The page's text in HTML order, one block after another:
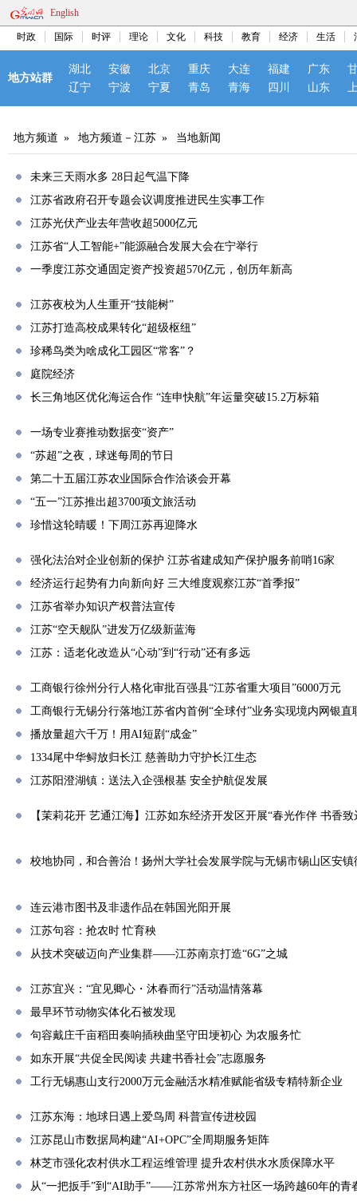
English
时政 国际 时评 理论 文化 科技 教育 经济 生活
地方站群
湖北 安徽 北京 重庆 大连 福建 广东
辽宁
宁波 宁夏 青岛 青海 四川 山东
地方频道 » 地方频道－江苏 » 当地新闻
未来三天雨水多 28日起气温下降
江苏省政府召开专题会议调度推进民生实事工作
江苏光伏产业去年营收超5000亿元
江苏省“人工智能+”能源融合发展大会在宁举行
一季度江苏交通固定资产投资超570亿元，创历年新高
江苏夜校为人生重开“技能树”
江苏打造高校成果转化“超级枢纽”
珍稀鸟类为啥成化工园区“常客”？
庭院经济
长三角地区优化海运合作 “连申快航”年运量突破15.2万标箱
一场专业赛推动数据变“资产”
“苏超”之夜，球迷每周的节日
第二十五届江苏农业国际合作洽谈会开幕
“五一”江苏推出超3700项文旅活动
珍惜这轮晴暖！下周江苏再迎降水
强化法治对企业创新的保护 江苏省建成知产保护服务前哨16家
经济运行起势有力向新向好 三大维度观察江苏“首季报”
江苏省举办知识产权普法宣传
江苏“空天舰队”进发万亿级新蓝海
江苏：适老化改造从“心动”到“行动”还有多远
工商银行徐州分行人格化审批百强县“江苏省重大项目”6000万元
工商银行无锡分行落地江苏省内首例“全球付”业务实现境内网银直
播放量超六千万！用AI短剧“成金”
1334尾中华鲟放归长江 慈善助力守护长江生态
江苏阳澄湖镇：送法入企强根基 安全护航促发展
【茉莉花开 艺通江海】江苏如东经济开发区开展“春光作伴 书香
校地协同，和合善治！扬州大学社会发展学院与无锡市锡山区安
连云港市图书及非遗作品在韩国光阳开展
江苏句容：抢农时 忙育秧
从技术突破迈向产业集群——江苏南京打造“6G”之城
江苏宜兴：“宜见卿心・沐春而行”活动温情落幕
最早环节动物实体化石被发现
句容戴庄千亩稻田奏响插秧曲坚守田埂初心 为农服务忙
如东开展“共促全民阅读 共建书香社会”志愿服务
工行无锡惠山支行2000万元金融活水精准赋能省级专精特新企业
江苏东海：地球日遇上爱鸟周 科普宣传进校园
江苏昆山市数据局构建“AI+OPC”全周期服务矩阵
林芝市强化农村供水工程运维管理 提升农村供水水质保障水平
从“一把扳手”到“AI助手”——江苏常州东方社区一场跨越60年的青